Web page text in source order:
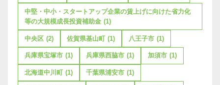
中堅・中小・スタートアップ企業の賃上げに向けた省力化
等の大規模成長投資補助金 (1)
中央区 (2) 佐賀県基山町 (1) 八王子市 (1)
兵庫県宝塚市 (1) 兵庫県西脇市 (1) 加須市 (1)
北海道中川町 (1) 千葉県浦安市 (1)